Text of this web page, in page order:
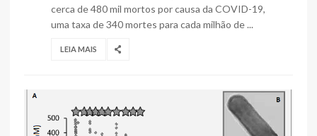
cerca de 480 mil mortos por causa da COVID-19,
uma taxa de 340 mortes para cada milhão de ...
LEIA MAIS